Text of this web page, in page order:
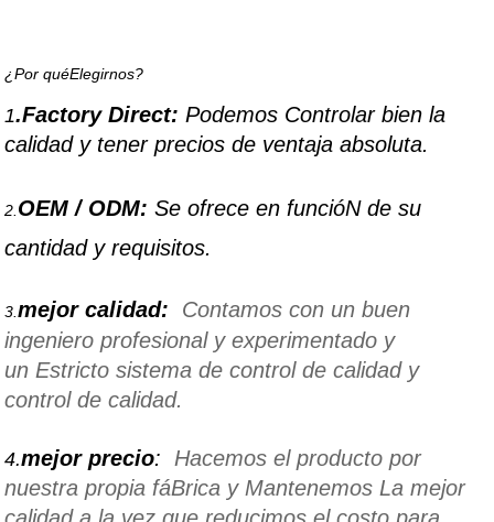
¿Por quéElegirnos?
1.Factory Direct: Podemos Controlar bien la
calidad y tener precios de ventaja absoluta.
2.OEM / ODM: Se ofrece en funcióN de su
cantidad y requisitos.
3.mejor calidad:
Contamos con un buen
ingeniero profesional y experimentado y
un Estricto sistema de control de calidad y
control de calidad.
4.mejor precio:
Hacemos el producto por
nuestra propia fáBrica y Mantenemos La mejor